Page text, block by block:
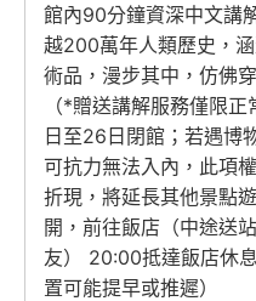
館內90分鐘資深中文講
越200萬年人類歷史，
術品，漫步其中，仿佛
（*贈送講解服務僅限
日至26日閉館；若遇博
可抗力無法入內，此項
折現，將延長其他景點
開，前往飯店（中途送
友） 20:00抵達飯店休
置可能提早或推遲）